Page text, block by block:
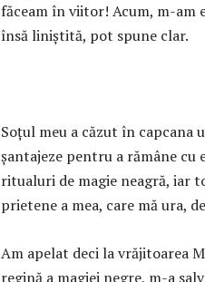
făceam în viitor! Acum, m-am
însă liniștită, pot spune clar.
Soțul meu a căzut în capcana
șantajeze pentru a rămâne cu
ritualuri de magie neagră, iar
prietene a mea, care mă ura,
Am apelat deci la vrăjitoarea
regină a magiei negre, m-a